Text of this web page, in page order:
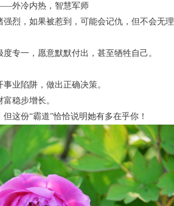
外冷内热，智慧军师
强烈，如果被惹到，可能会记仇，但不会无理
专一，愿意默默付出，甚至牺牲自己。
业陷阱，做出正确决策。
稳步增长。
这份“霸道”恰恰说明她有多在乎你！